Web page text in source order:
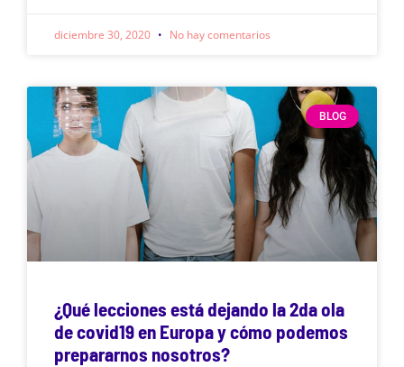
diciembre 30, 2020 No hay comentarios
BLOG
¿Qué lecciones está dejando la 2da ola
de covid19 en Europa y cómo podemos
prepararnos nosotros?